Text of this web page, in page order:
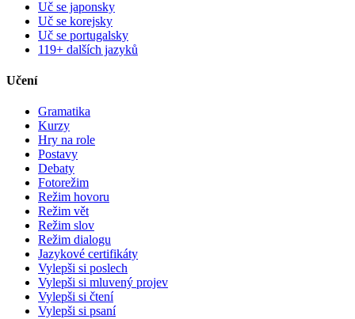
Uč se japonsky
Uč se korejsky
Uč se portugalsky
119+ dalších jazyků
Učení
Gramatika
Kurzy
Hry na role
Postavy
Debaty
Fotorežim
Režim hovoru
Režim vět
Režim slov
Režim dialogu
Jazykové certifikáty
Vylepši si poslech
Vylepši si mluvený projev
Vylepši si čtení
Vylepši si psaní